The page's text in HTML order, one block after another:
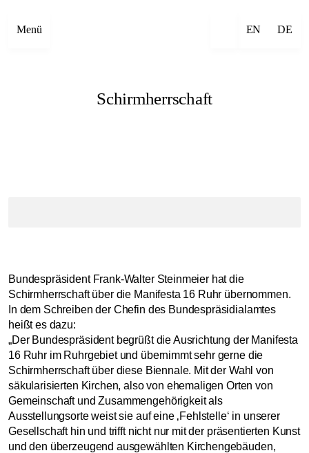
Menü EN DE
Schirmherrschaft
Bundespräsident Frank-Walter Steinmeier hat die
Schirmherrschaft über die Manifesta 16 Ruhr übernommen.
In dem Schreiben der Chefin des Bundespräsidialamtes
heißt es dazu:
„Der Bundespräsident begrüßt die Ausrichtung der Manifesta
16 Ruhr im Ruhrgebiet und übernimmt sehr gerne die
Schirmherrschaft über diese Biennale. Mit der Wahl von
säkularisierten Kirchen, also von ehemaligen Orten von
Gemeinschaft und Zusammengehörigkeit als
Ausstellungsorte weist sie auf eine ‚Fehlstelle‘ in unserer
Gesellschaft hin und trifft nicht nur mit der präsentierten Kunst
und den überzeugend ausgewählten Kirchengebäuden,